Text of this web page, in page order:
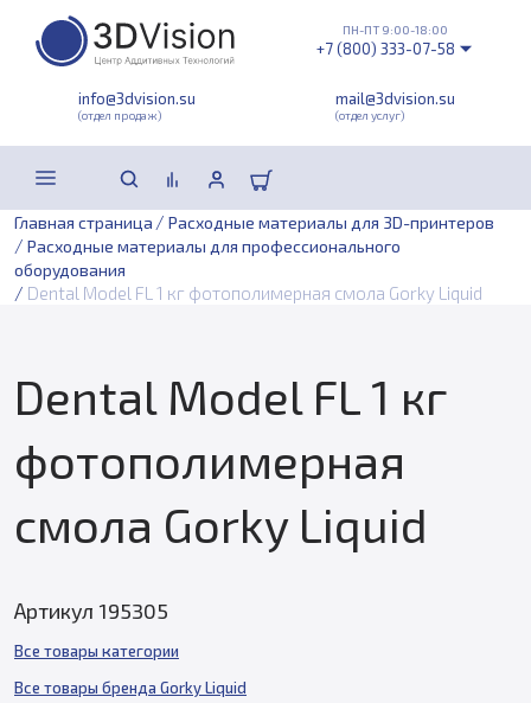
info@3dvision.su
(отдел продаж)
mail@3dvision.su
(отдел услуг)
ПН-ПТ 9:00-18:00
+7 (800) 333-07-58
Главная страница / Расходные материалы для 3D-принтеров
/ Расходные материалы для профессионального
оборудования
/ Dental Model FL 1 кг фотополимерная смола Gorky Liquid
Dental Model FL 1 кг
фотополимерная
смола Gorky Liquid
Артикул 195305
Все товары категории
Все товары бренда Gorky Liquid